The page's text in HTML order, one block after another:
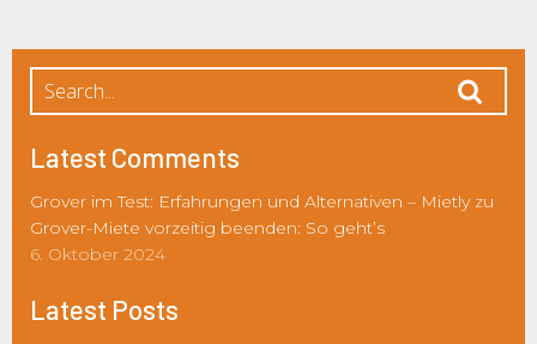
Latest Comments
Grover im Test: Erfahrungen und Alternativen – Mietlyzu
Grover-Miete vorzeitig beenden: So geht’s
6. Oktober 2024
Latest Posts